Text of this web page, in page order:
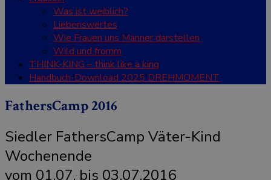
Was ist weiblich?
Liebenswertes
Wie Frauen uns Männer darstellen
Wild und fromm
THINK-KING – think like a king
Handbuch-Download 2025 DREHMOMENT
FathersCamp 2016
Siedler FathersCamp Väter-Kind
Wochenende
vom 01.07. bis 03.07.2016